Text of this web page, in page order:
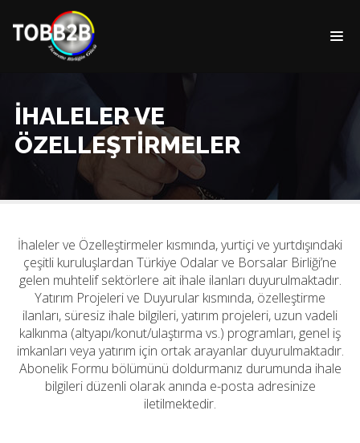
İHALELER VE
ÖZELLEŞTİRMELER
İhaleler ve Özelleştirmeler kısmında, yurtiçi ve yurtdışındaki
çeşitli kuruluşlardan Türkiye Odalar ve Borsalar Birliği’ne
gelen muhtelif sektörlere ait ihale ilanları duyurulmaktadır.
Yatırım Projeleri ve Duyurular kısmında, özelleştirme
ilanları, süresiz ihale bilgileri, yatırım projeleri, uzun vadeli
kalkınma (altyapı/konut/ulaştırma vs.) programları, genel iş
imkanları veya yatırım için ortak arayanlar duyurulmaktadır.
Abonelik Formu bölümünü doldurmanız durumunda ihale
bilgileri düzenli olarak anında e-posta adresinize
iletilmektedir.